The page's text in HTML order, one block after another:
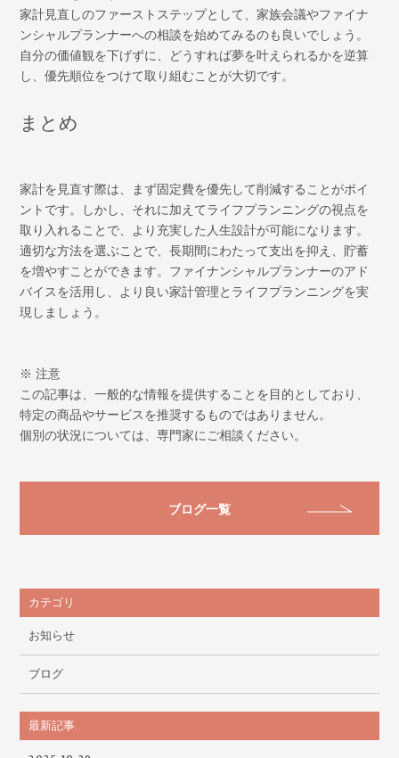
家計見直しのファーストステップとして、家族会議やファイナ
ンシャルプランナーへの相談を始めてみるのも良いでしょう。
自分の価値観を下げずに、どうすれば夢を叶えられるかを逆算
し、優先順位をつけて取り組むことが大切です。
まとめ
家計を見直す際は、まず固定費を優先して削減することがポイ
ントです。しかし、それに加えてライフプランニングの視点を
取り入れることで、より充実した人生設計が可能になります。
適切な方法を選ぶことで、長期間にわたって支出を抑え、貯蓄
を増やすことができます。ファイナンシャルプランナーのアド
バイスを活用し、より良い家計管理とライフプランニングを実
現しましょう。
※ 注意
この記事は、一般的な情報を提供することを目的としており、
特定の商品やサービスを推奨するものではありません。
個別の状況については、専門家にご相談ください。
ブログ一覧
カテゴリ
お知らせ
ブログ
最新記事